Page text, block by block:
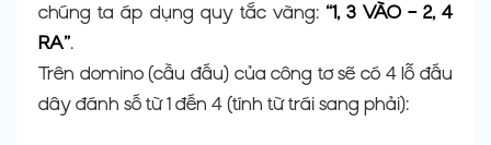
chúng ta áp dụng quy tắc vàng: “1, 3 VÀO – 2, 4
RA”.
Trên domino (cầu đấu) của công tơ sẽ có 4 lỗ đấu
dây đánh số từ 1 đến 4 (tính từ trái sang phải):